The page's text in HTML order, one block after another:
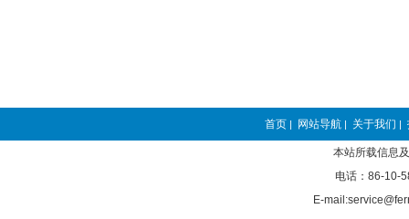
首页 | 网站导航 | 关于我们 |
本站所载信息
电话：86-10-
E-